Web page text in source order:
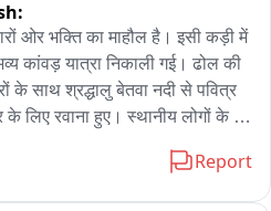
दावा केला जात आहे. या घटनेवर
अंजली दमानिया म्हणाल्या,
असेल, तर त्यामागे काही कारण असू
त्रास असू शकतो किंवा ती
तिची विचारपूस करण्याऐवजी
करणे अत्यंत निषेधार्ह आहे.”
मुद्दा उपस्थित केला. त्या म्हणाल्या
ओर भक्ति का माहौल है। इसी कड़ी में
कांवड़ यात्रा निकाली गई। ढोल की
साथ श्रद्धालु बेतवा नदी से पवित्र
लिए रवाना हुए। स्थानीय लोगों के
Report